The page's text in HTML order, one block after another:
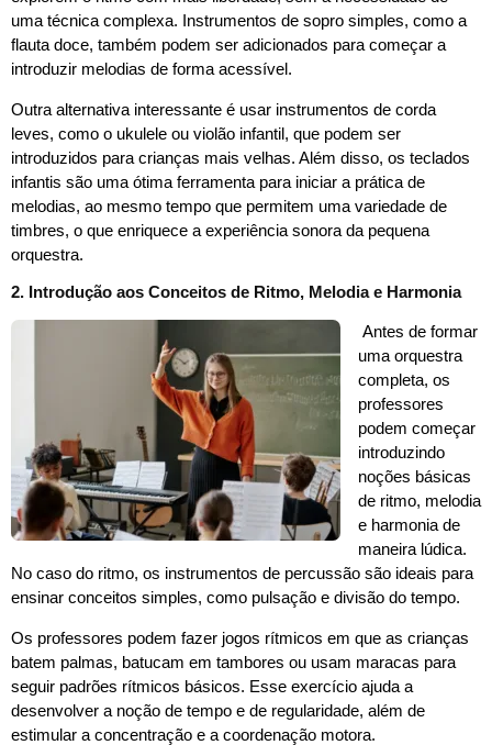
uma técnica complexa. Instrumentos de sopro simples, como a
flauta doce, também podem ser adicionados para começar a
introduzir melodias de forma acessível.
Outra alternativa interessante é usar instrumentos de corda
leves, como o ukulele ou violão infantil, que podem ser
introduzidos para crianças mais velhas. Além disso, os teclados
infantis são uma ótima ferramenta para iniciar a prática de
melodias, ao mesmo tempo que permitem uma variedade de
timbres, o que enriquece a experiência sonora da pequena
orquestra.
2. Introdução aos Conceitos de Ritmo, Melodia e Harmonia
Antes de formar
uma orquestra
completa, os
professores
podem começar
introduzindo
noções básicas
de ritmo, melodia
e harmonia de
maneira lúdica.
No caso do ritmo, os instrumentos de percussão são ideais para
ensinar conceitos simples, como pulsação e divisão do tempo.
Os professores podem fazer jogos rítmicos em que as crianças
batem palmas, batucam em tambores ou usam maracas para
seguir padrões rítmicos básicos. Esse exercício ajuda a
desenvolver a noção de tempo e de regularidade, além de
estimular a concentração e a coordenação motora.